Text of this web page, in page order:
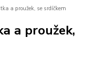
a proužek, se srdíčkem
a proužek,